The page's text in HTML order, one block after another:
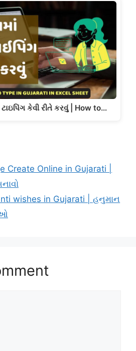
કેવી રીતે કરવું | How to…
Create Online in Gujarati |
wishes in Gujarati | હનુમાન